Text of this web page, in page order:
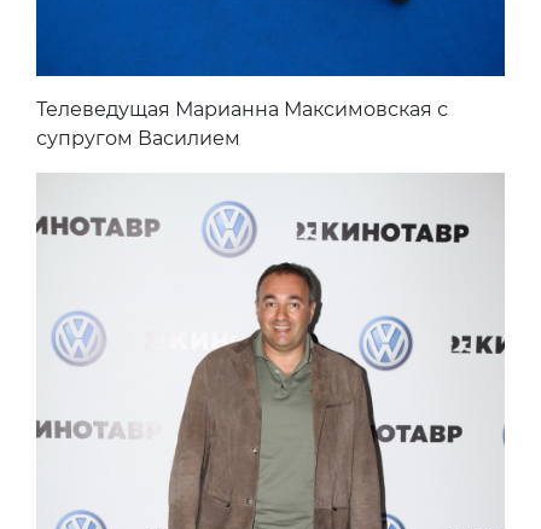
Телеведущая Марианна Максимовская с
супругом Василием